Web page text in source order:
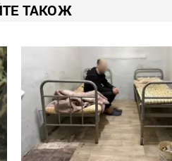
ТАКОЖ